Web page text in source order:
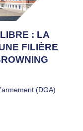
: LA
FILIÈRE
(DGA)